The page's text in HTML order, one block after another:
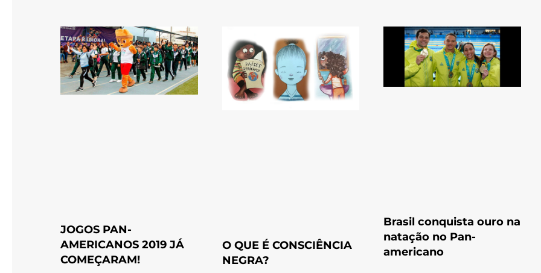
JOGOS PAN-
AMERICANOS 2019 JÁ
COMEÇARAM!
O QUE É CONSCIÊNCIA
NEGRA?
Brasil conquista ouro na
natação no Pan-
americano